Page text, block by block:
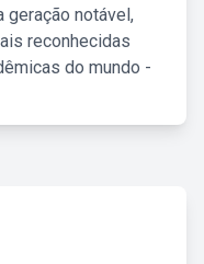
geração notável,
reconhecidas
do mundo -